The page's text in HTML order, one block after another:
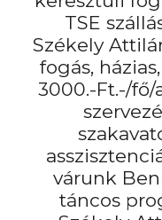
TSE
Székely
fogás,
3000.-Ft.-/fő/
várunk
táncos